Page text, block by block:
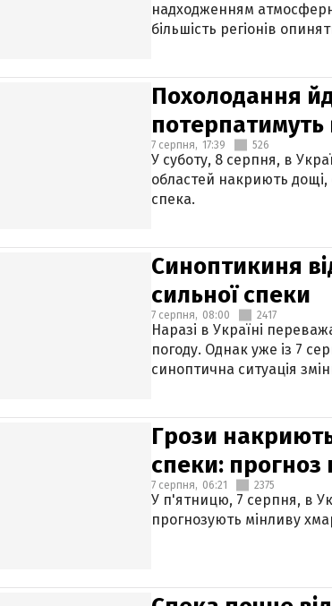
надходженням
більшість регіонів
Похолодання
потерпатимуть
7 серпня, 17:39 526
У суботу, 8 серпня, в
областей накриють дощі,
спека.
Синоптикиня
сильної спеки
7 серпня, 08:00 2417
Наразі в Україні
погоду. Однак уже із 7
синоптична ситуація
Грози
спеки: прогноз
7 серпня, 06:21 2375
У п'ятницю, 7 серпня, в
прогнозують мінливу